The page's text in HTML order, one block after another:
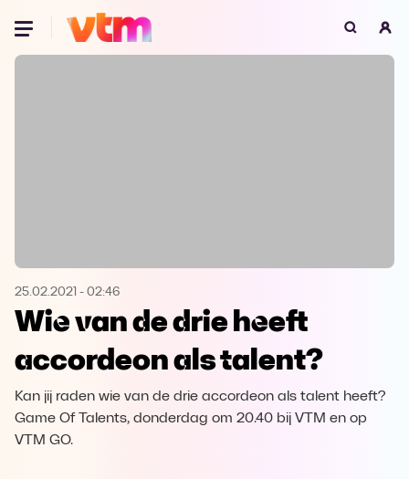
Oeps, browser niet ondersteund
Microsoft Edge Download
Opera Download
25.02.2021 - 02:46
Wie van de drie heeft
accordeon als talent?
Kan jij raden wie van de drie accordeon als talent heeft?
Game Of Talents, donderdag om 20.40 bij VTM en op
VTM GO.